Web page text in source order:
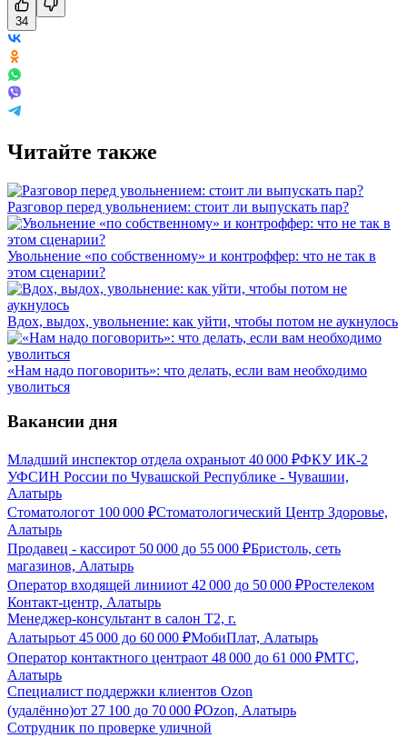
34
Читайте также
Разговор перед увольнением: стоит ли выпускать пар?
Увольнение «по собственному» и контроффер: что не так в
этом сценарии?
Вдох, выдох, увольнение: как уйти, чтобы потом не аукнулось
«Нам надо поговорить»: что делать, если вам необходимо
уволиться
Вакансии дня
Младший инспектор отдела охраныот 40 000 ₽ФКУ ИК-2
УФСИН России по Чувашской Республике - Чувашии,
Алатырь
Стоматологот 100 000 ₽Стоматологический Центр Здоровье,
Алатырь
Продавец - кассирот 50 000 до 55 000 ₽Бристоль, сеть
магазинов, Алатырь
Оператор входящей линииот 42 000 до 50 000 ₽Ростелеком
Контакт-центр, Алатырь
Менеджер-консультант в салон Т2, г.
Алатырьот 45 000 до 60 000 ₽МобиПлат, Алатырь
Оператор контактного центраот 48 000 до 61 000 ₽МТС,
Алатырь
Специалист поддержки клиентов Ozon
(удалённо)от 27 100 до 70 000 ₽Ozon, Алатырь
Сотрудник по проверке уличной